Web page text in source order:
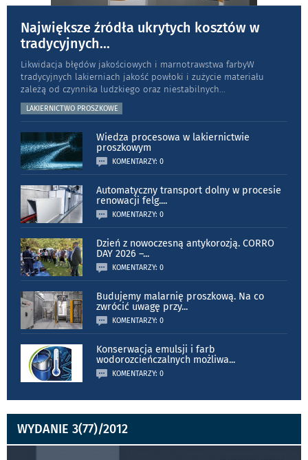
Największe źródła ukrytych kosztów w
tradycyjnych...
Likwidacja błędów jakościowych i marnotrawstwa farbyW
tradycyjnych lakierniach jakość powłoki i zużycie materiału
zależą od czynnika ludzkiego oraz niestabilnych...
LAKIERNICTWO PROSZKOWE
Wiedza procesowa w lakiernictwie
proszkowym
KOMENTARZY: 0
Automatyczny transport dolny w procesie
renowacji felg....
KOMENTARZY: 0
Dzień z nowoczesną antykorozją. CORRO
DAY 2026 –...
KOMENTARZY: 0
Budujemy malarnię proszkową. Na co
zwrócić uwagę przy...
KOMENTARZY: 0
Konserwacja emulsji i farb
wodorozcieńczalnych możliwa...
KOMENTARZY: 0
WYDANIE 3(77)/2012